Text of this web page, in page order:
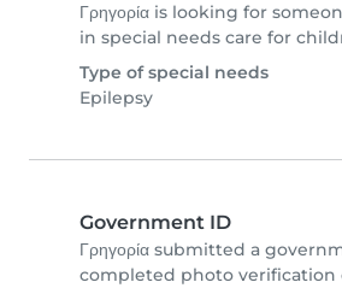
Γρηγορία is looking for
in special needs care for
Type of special needs
Epilepsy
Government ID
Γρηγορία submitted a
completed photo verification